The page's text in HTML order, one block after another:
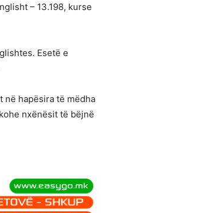
– 13.198, kurse
Esetë e
në hapësira të mëdha
nxënësit të bëjnë